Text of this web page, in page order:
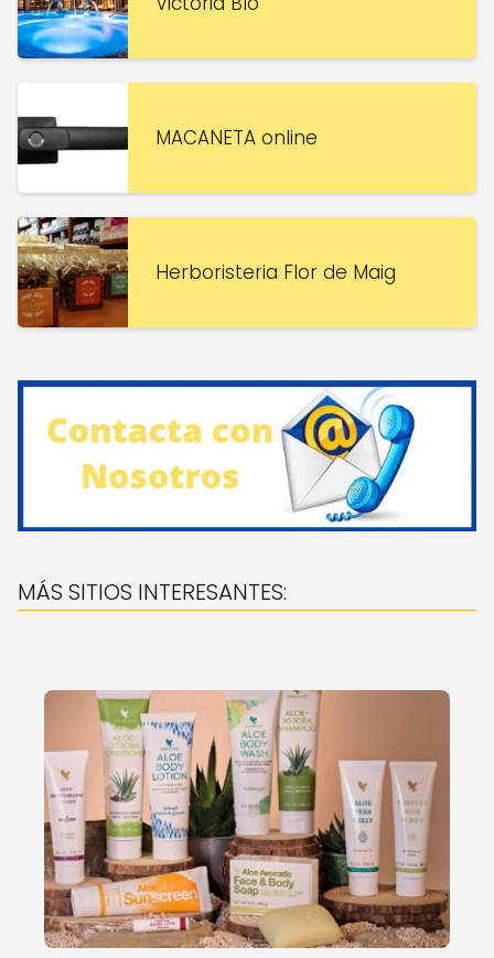
MACANETA online
Herboristeria Flor de Maig
MÁS SITIOS INTERESANTES: